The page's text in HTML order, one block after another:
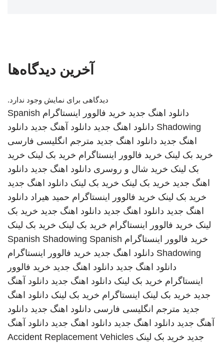
آخرین دیدگاه‌ها
دیدگاهی برای نمایش وجود ندارد.
دانلود اهنگ جدید خرید فالوور اینستاگرام Spanish
Shadowing دانلود اهنگ جدید دانلود آهنگ جدید دانلود
اهنگ جدید دانلود اهنگ جدید مترجم انگلیسی فارسی
خرید بک لینک خرید فالوور اینستاگرام خرید بک لینک خرید
بک لینک خرید شال و روسری دانلود اهنگ جدید دانلود
اهنگ جدید خرید بک لینک خرید بک لینک دانلود اهنگ جدید
خرید بک لینک خرید فالوور اینستاگرام حمید هیراد دانلود
اهنگ جدید دانلود اهنگ جدید دانلود اهنگ جدید خرید بک
لینک خرید فالوور اینستاگرام خرید بک لینک خرید بک لینک
خرید فالوور اینستاگرام
Spanish Shadowing Spanish
Shadowing دانلود اهنگ جدید خرید فالوور اینستاگرام
دانلود اهنگ جدید دانلود اهنگ جدید خرید فالوور
اینستاگرام خرید بک لینک دانلود اهنگ جدید دانلود آهنگ
جدید خرید بک لینک اینستاگرام خرید بک لینک دانلود اهنگ
جدید مترجم انگلیسی فارسی دانلود اهنگ جدید دانلود
آهنگ جدید دانلود اهنگ جدید دانلود اهنگ جدید دانلود آهنگ
جدید خرید بک لینک Accident Replacement Vehicles